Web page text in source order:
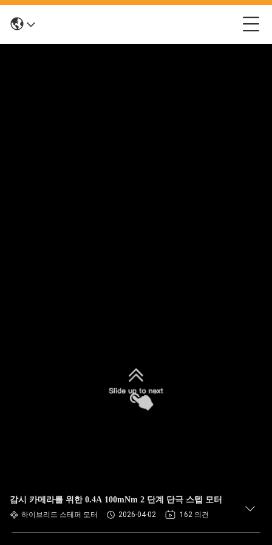
감시 카메라를 위한 0.4A 100mNm 2 단계 단극 스텝 모터
하이브리드 스테퍼 모터 2026-04-02 162 의견